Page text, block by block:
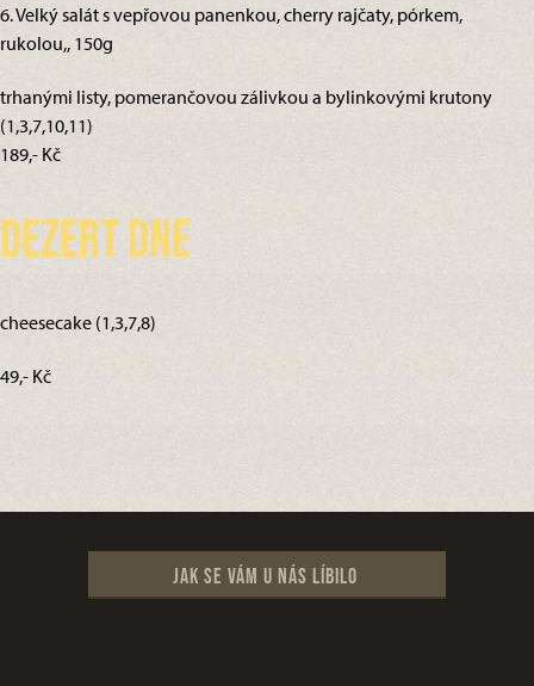
6. Velký salát s vepřovou panenkou, cherry rajčaty, pórkem,
rukolou,, 150g
trhanými listy, pomerančovou zálivkou a bylinkovými krutony
(1,3,7,10,11)
189,- Kč
Dezert dne
cheesecake (1,3,7,8)
49,- Kč
Jak se vám u nás líbilo